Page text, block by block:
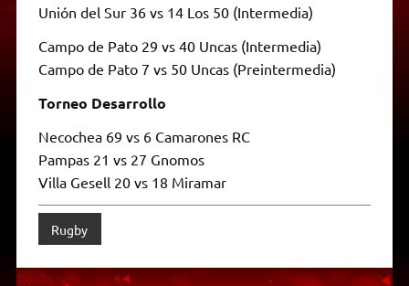
Unión del Sur 36 vs 14 Los 50 (Intermedia)
Campo de Pato 29 vs 40 Uncas (Intermedia)
Campo de Pato 7 vs 50 Uncas (Preintermedia)
Torneo Desarrollo
Necochea 69 vs 6 Camarones RC
Pampas 21 vs 27 Gnomos
Villa Gesell 20 vs 18 Miramar
Rugby